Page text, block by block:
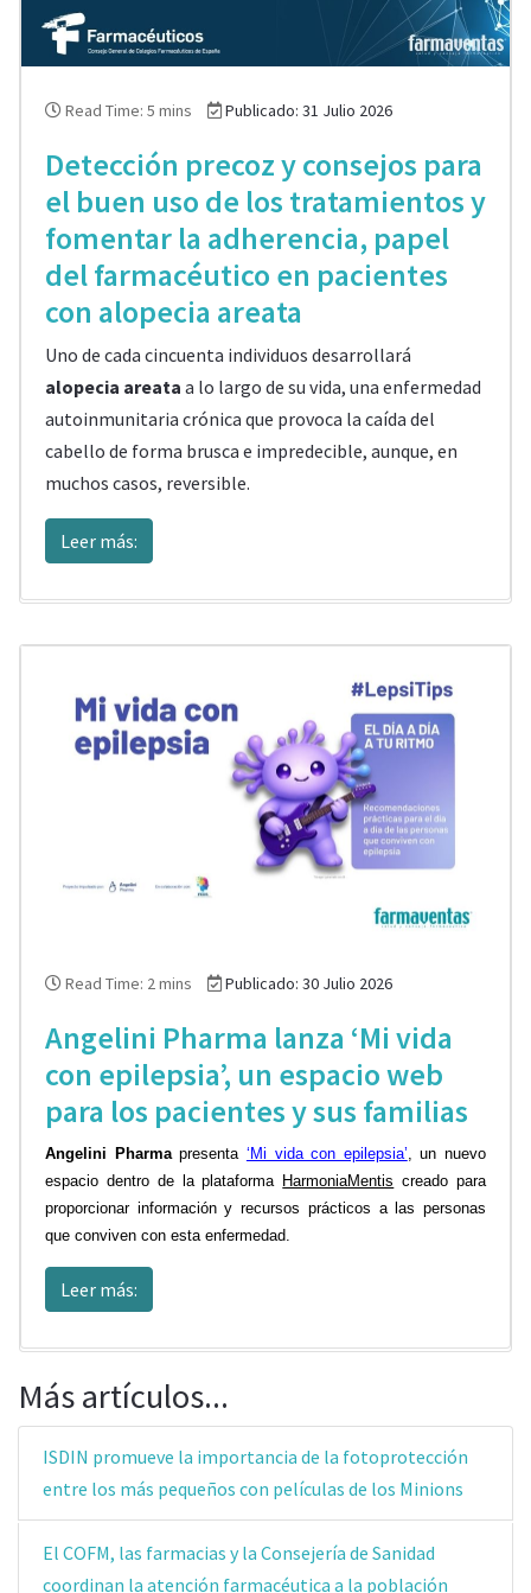
Read Time: 5 mins Publicado: 31 Julio 2026
Detección precoz y consejos para
el buen uso de los tratamientos y
fomentar la adherencia, papel
del farmacéutico en pacientes
con alopecia areata
Uno de cada cincuenta individuos desarrollará
alopecia areata a lo largo de su vida, una enfermedad
autoinmunitaria crónica que provoca la caída del
cabello de forma brusca e impredecible, aunque, en
muchos casos, reversible.
Leer más:
Read Time: 2 mins Publicado: 30 Julio 2026
Angelini Pharma lanza ‘Mi vida
con epilepsia’, un espacio web
para los pacientes y sus familias
Angelini Pharmapresenta ‘Mi vida con epilepsia’, un nuevo
espacio dentro de la plataforma HarmoniaMentis creado para
proporcionar información y recursos prácticos a las personas
que conviven con esta enfermedad.
Leer más:
Más artículos...
ISDIN promueve la importancia de la fotoprotección
entre los más pequeños con películas de los Minions
El COFM, las farmacias y la Consejería de Sanidad
coordinan la atención farmacéutica a la población